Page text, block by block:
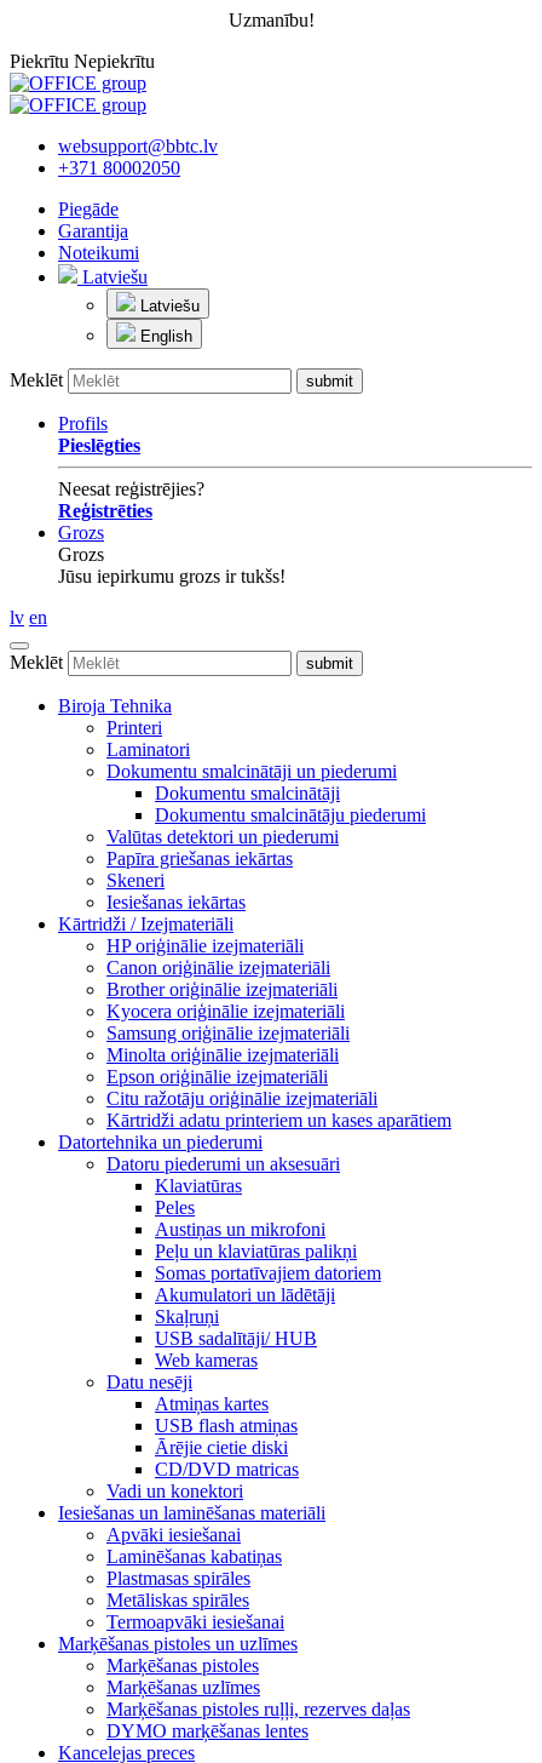
Uzmanību!
Piekrītu Nepiekrītu
websupport@bbtc.lv
+371 80002050
Piegāde
Garantija
Noteikumi
Latviešu
Latviešu
English
Meklēt
Profils
Pieslēgties
Neesat reģistrējies?
Reģistrēties
Grozs
Grozs
Jūsu iepirkumu grozs ir tukšs!
lv en
Meklēt
Biroja Tehnika
Printeri
Laminatori
Dokumentu smalcinātāji un piederumi
Dokumentu smalcinātāji
Dokumentu smalcinātāju piederumi
Valūtas detektori un piederumi
Papīra griešanas iekārtas
Skeneri
Iesiešanas iekārtas
Kārtridži / Izejmateriāli
HP oriģinālie izejmateriāli
Canon oriģinālie izejmateriāli
Brother oriģinālie izejmateriāli
Kyocera oriģinālie izejmateriāli
Samsung oriģinālie izejmateriāli
Minolta oriģinālie izejmateriāli
Epson oriģinālie izejmateriāli
Citu ražotāju oriģinālie izejmateriāli
Kārtridži adatu printeriem un kases aparātiem
Datortehnika un piederumi
Datoru piederumi un aksesuāri
Klaviatūras
Peles
Austiņas un mikrofoni
Peļu un klaviatūras palikņi
Somas portatīvajiem datoriem
Akumulatori un lādētāji
Skaļruņi
USB sadalītāji/ HUB
Web kameras
Datu nesēji
Atmiņas kartes
USB flash atmiņas
Ārējie cietie diski
CD/DVD matricas
Vadi un konektori
Iesiešanas un laminēšanas materiāli
Apvāki iesiešanai
Laminēšanas kabatiņas
Plastmasas spirāles
Metāliskas spirāles
Termoapvāki iesiešanai
Marķēšanas pistoles un uzlīmes
Marķēšanas pistoles
Marķēšanas uzlīmes
Marķēšanas pistoles ruļļi, rezerves daļas
DYMO marķēšanas lentes
Kancelejas preces